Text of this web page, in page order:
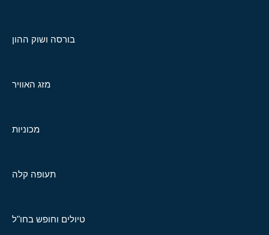
בורסה ושוק ההון
מזג האוויר
מכוניות
תעופה קלה
טיולים וחופש בחו"ל